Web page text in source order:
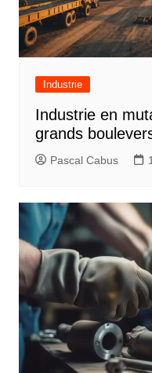
Industrie
Industrie en
grands
Pascal Cabus